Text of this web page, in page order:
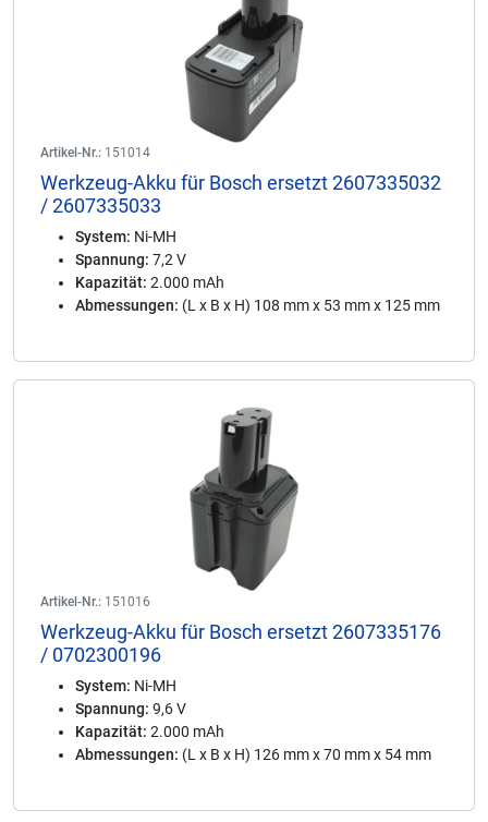
Artikel-Nr.: 151014
Werkzeug-Akku für Bosch ersetzt 2607335032
/ 2607335033
System: Ni-MH
Spannung: 7,2 V
Kapazität: 2.000 mAh
Abmessungen: (L x B x H) 108 mm x 53 mm x 125 mm
Artikel-Nr.: 151016
Werkzeug-Akku für Bosch ersetzt 2607335176
/ 0702300196
System: Ni-MH
Spannung: 9,6 V
Kapazität: 2.000 mAh
Abmessungen: (L x B x H) 126 mm x 70 mm x 54 mm